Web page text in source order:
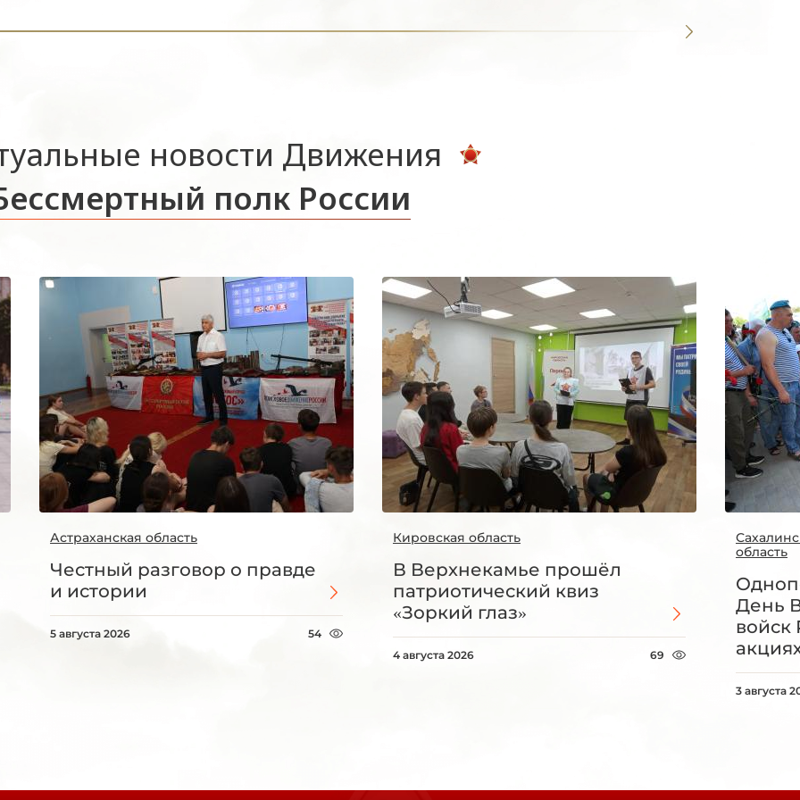
новости Движения
полк России
Астраханская область
Честный разговор о правде
и истории
5 августа 2026 54
Кировская область
В Верхнекамье прошёл
патриотический квиз
«Зоркий глаз»
4 августа 2026 69
область
День
войск
3 августа